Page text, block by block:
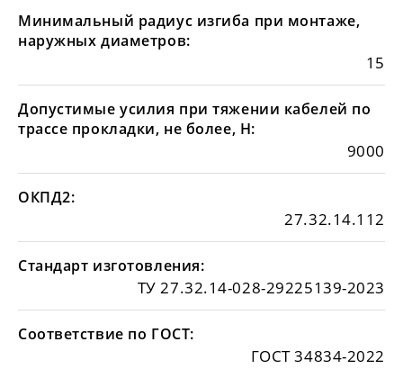
Минимальный радиус изгиба при монтаже,
наружных диаметров:
15
Допустимые усилия при тяжении кабелей по
трассе прокладки, не более, Н:
9000
ОКПД2:
27.32.14.112
Стандарт изготовления:
ТУ 27.32.14-028-29225139-2023
Соответствие по ГОСТ:
ГОСТ 34834-2022